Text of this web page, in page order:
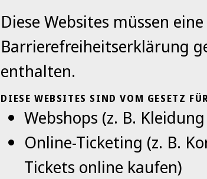
Diese Websites müssen eine
Barrierefreiheitserklärung
enthalten.
DIESE WEBSITES SIND VOM GESETZ
Webshops (z. B.
Online-Ticketing (z. B.
Tickets online kaufen)